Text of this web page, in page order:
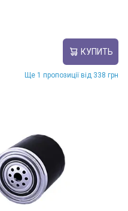
КУПИТЬ
Ще 1 пропозиції від 338 грн